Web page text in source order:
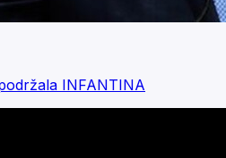
INFANTINA